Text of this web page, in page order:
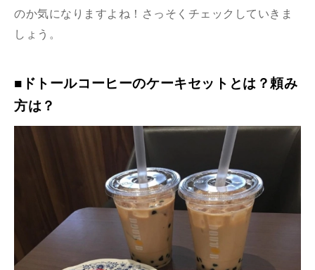
のか気になりますよね！さっそくチェックしていきま
しょう。
■ドトールコーヒーのケーキセットとは？頼み
方は？